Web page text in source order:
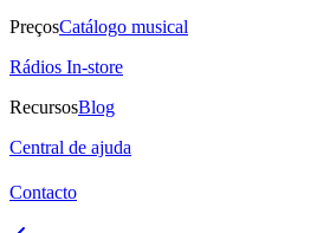
PreçosCatálogo musical
Rádios In-store
RecursosBlog
Central de ajuda
Contacto